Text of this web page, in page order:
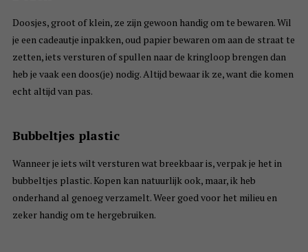
Doosjes, groot of klein, ze zijn gewoon handig om te bewaren. Wil
je een cadeautje inpakken, oud papier bewaren om aan de straat te
zetten, iets versturen of spullen naar de kringloop brengen dan
heb je vaak een doos(je) nodig. Altijd bewaar ik ze, want die komen
echt altijd van pas.
Bubbeltjes plastic
Wanneer je iets wilt versturen wat breekbaar is, verpak je het in
bubbeltjes plastic. Kopen kan natuurlijk ook, maar, ik heb
onderhand al genoeg verzamelt. Weer goed voor het milieu en
zeker handig om te hergebruiken.